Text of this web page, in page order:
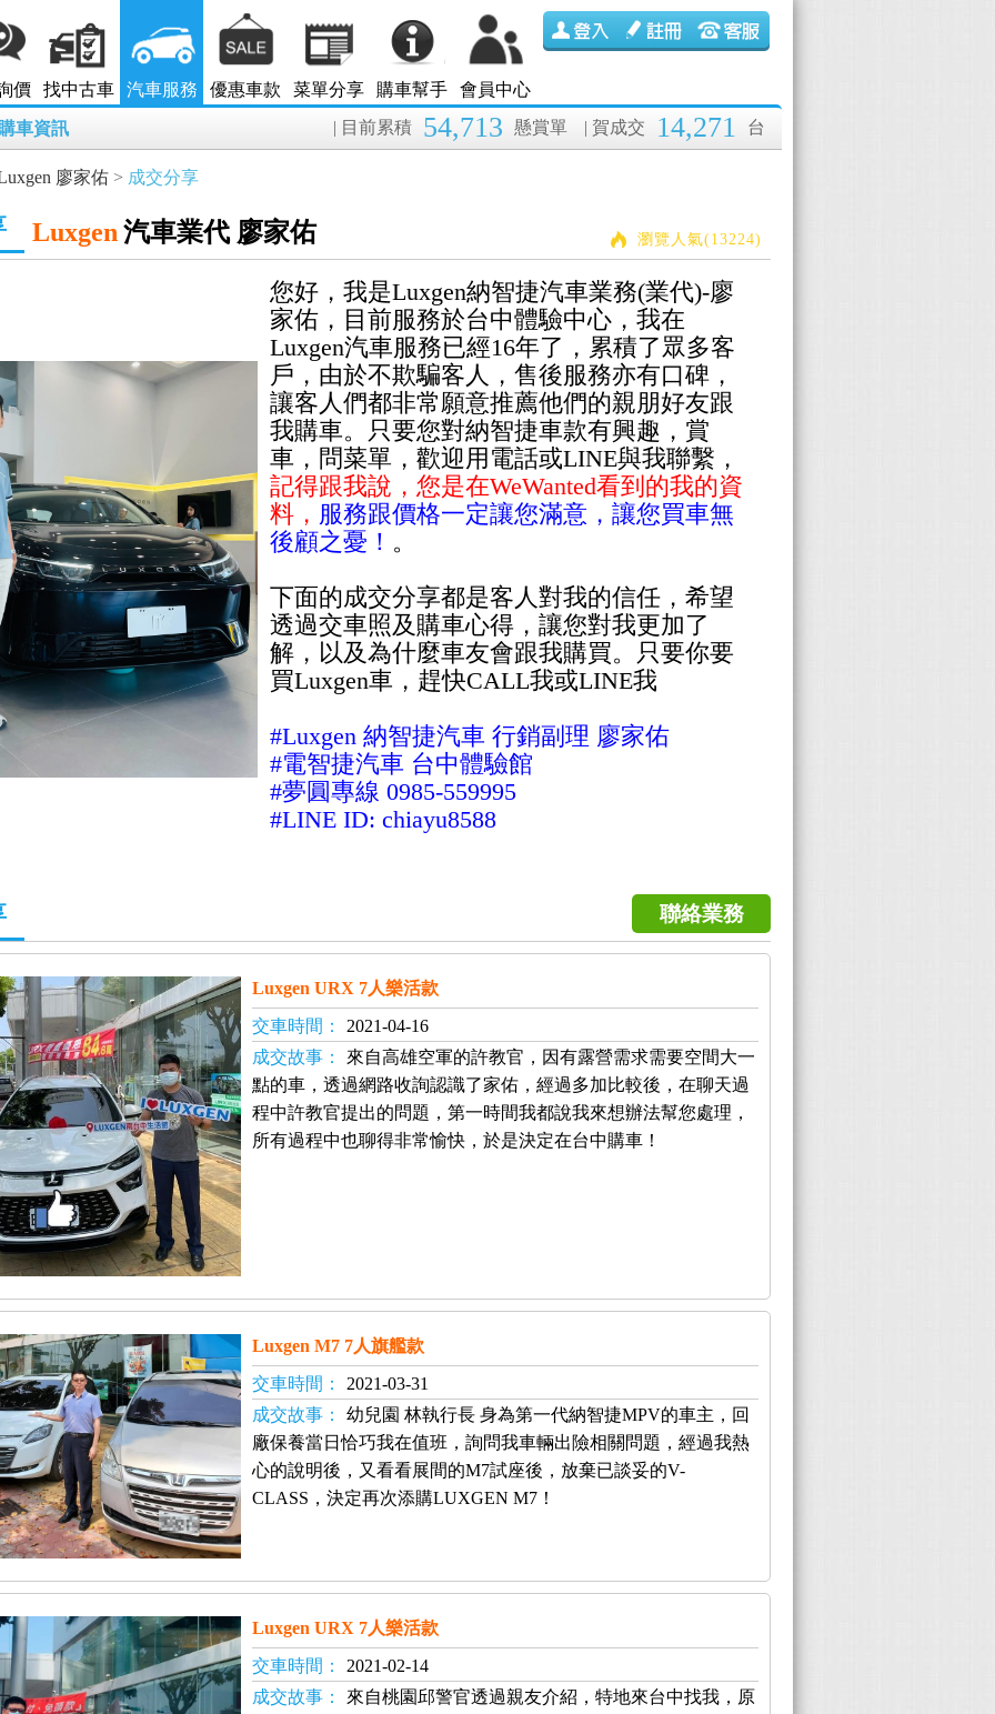
價 找中古車 汽車服務 優惠車款 菜單分享 購車幫手 會員中心
車資訊 | 賀成交 14,271 台
| 目前累積 54,713 懸賞單
廖家佑 > 成交分享
Luxgen 汽車業代 廖家佑 瀏覽人氣(13224)
您好，我是Luxgen納智捷汽車業務(業代)-廖
家佑，目前服務於台中體驗中心，我在
Luxgen汽車服務已經16年了，累積了眾多客
戶，由於不欺騙客人，售後服務亦有口碑，
讓客人們都非常願意推薦他們的親朋好友跟
我購車。只要您對納智捷車款有興趣，賞
車，問菜單，歡迎用電話或LINE與我聯繫，
記得跟我說，您是在WeWanted看到的我的資
料， 服務跟價格一定讓您滿意，讓您買車無
後顧之憂！ 。
下面的成交分享都是客人對我的信任，希望
透過交車照及購車心得，讓您對我更加了
解，以及為什麼車友會跟我購買。只要你要
買Luxgen車，趕快CALL我或LINE我
#Luxgen納智捷汽車 行銷副理 廖家佑
#電智捷汽車 台中體驗館
#夢圓專線 0985-559995
#LINE ID:chiayu8588
聯絡業務
Luxgen URX 7人樂活款
交車時間：
2021-04-16
成交故事：
來自高雄空軍的許教官，因有露營需求需要空間大一
點的車，透過網路收詢認識了家佑，經過多加比較後，在聊天過
程中許教官提出的問題，第一時間我都說我來想辦法幫您處理，
所有過程中也聊得非常愉快，於是決定在台中購車！
Luxgen M7 7人旗艦款
交車時間：
2021-03-31
成交故事：
幼兒園 林執行長 身為第一代納智捷MPV的車主，回
廠保養當日恰巧我在值班，詢問我車輛出險相關問題，經過我熱
心的說明後，又看看展間的M7試座後，放棄已談妥的V-
CLASS，決定再次添購LUXGEN M7！
Luxgen URX 7人樂活款
交車時間：
2021-02-14
成交故事：
來自桃園邱警官透過親友介紹，特地來台中找我，原